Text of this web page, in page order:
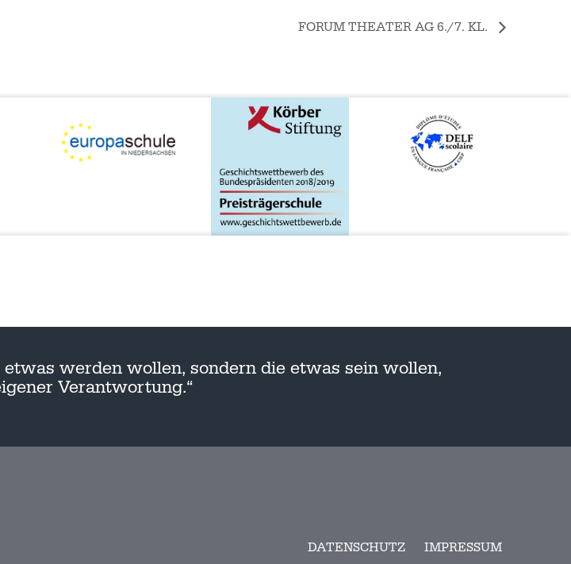
FORUM THEATER AG 6./7. KL.
werden wollen, sondern die etwas sein wollen,
Verantwortung.“
DATENSCHUTZ IMPRESSUM